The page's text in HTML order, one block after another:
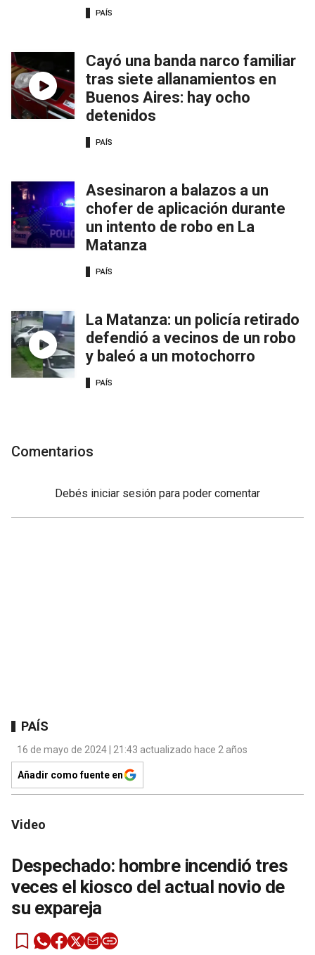
PAÍS
Cayó una banda narco familiar
tras siete allanamientos en
Buenos Aires: hay ocho
detenidos
PAÍS
Asesinaron a balazos a un
chofer de aplicación durante
un intento de robo en La
Matanza
PAÍS
La Matanza: un policía retirado
defendió a vecinos de un robo
y baleó a un motochorro
PAÍS
Comentarios
Debés iniciar sesión para poder comentar
PAÍS
16 de mayo de 2024 | 21:43 actualizado hace 2 años
Añadir como fuente en
Video
Despechado: hombre incendió tres
veces el kiosco del actual novio de
su expareja